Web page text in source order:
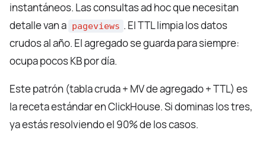
instantáneos. Las consultas ad hoc que necesitan
detalle van a pageviews . El TTL limpia los datos
crudos al año. El agregado se guarda para siempre:
ocupa pocos KB por día.
Este patrón (tabla cruda + MV de agregado + TTL) es
la receta estándar en ClickHouse. Si dominas los tres,
ya estás resolviendo el 90% de los casos.